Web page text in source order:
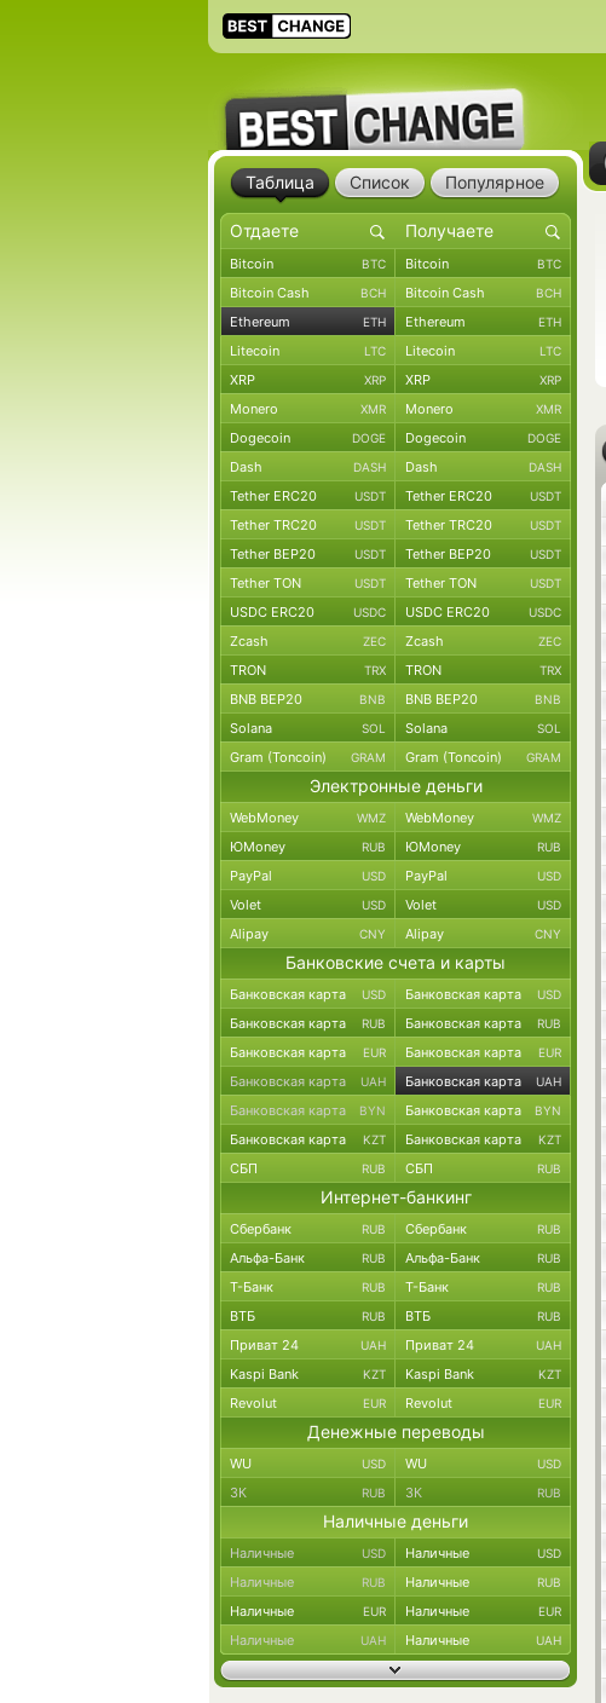
Таблица Список Популярное
Bitcoin BTC Bitcoin BTC
Bitcoin Cash BCH Bitcoin Cash BCH
Ethereum ETH Ethereum ETH
Litecoin LTC Litecoin LTC
XRP XRP XRP XRP
Monero XMR Monero XMR
Dogecoin DOGE Dogecoin DOGE
Dash DASH Dash DASH
Tether ERC20 USDT Tether ERC20 USDT
Tether TRC20 USDT Tether TRC20 USDT
Tether BEP20 USDT Tether BEP20 USDT
Tether TON USDT Tether TON USDT
USDC ERC20 USDC USDC ERC20 USDC
Zcash ZEC Zcash ZEC
TRON TRX TRON TRX
BNB BEP20 BNB BNB BEP20 BNB
Solana SOL Solana SOL
Gram (Toncoin) GRAM Gram (Toncoin) GRAM
Электронные деньги
WebMoney WMZ WebMoney WMZ
ЮMoney RUB ЮMoney RUB
PayPal USD PayPal USD
Volet USD Volet USD
Alipay CNY Alipay CNY
Банковские счета и карты
Банковская карта USD Банковская карта USD
Банковская карта RUB Банковская карта RUB
Банковская карта EUR Банковская карта EUR
Банковская карта UAH Банковская карта UAH
Банковская карта BYN Банковская карта BYN
Банковская карта KZT Банковская карта KZT
СБП RUB СБП RUB
Интернет-банкинг
Сбербанк RUB Сбербанк RUB
Альфа-Банк RUB Альфа-Банк RUB
Т-Банк RUB Т-Банк RUB
ВТБ RUB ВТБ RUB
Приват 24 UAH Приват 24 UAH
Kaspi Bank KZT Kaspi Bank KZT
Revolut EUR Revolut EUR
Денежные переводы
WU USD WU USD
ЗК RUB ЗК RUB
Наличные деньги
Наличные USD Наличные USD
Наличные RUB Наличные RUB
Наличные EUR Наличные EUR
Наличные UAH Наличные UAH